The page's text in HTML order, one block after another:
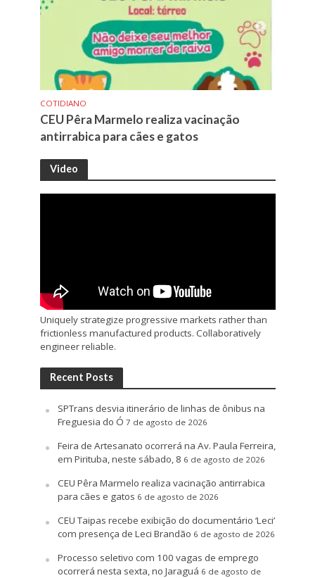
COTIDIANO
CEU Pêra Marmelo realiza vacinação
antirrabica para cães e gatos
Video
Uniquely strategize progressive markets rather than
frictionless manufactured products. Collaboratively
engineer reliable.
Recent Posts
SPTrans desvia itinerário de linhas de ônibus na
Freguesia do Ó 7 de agosto de 2026
Feira de Artesanato ocorrerá na Av. Paula Ferreira,
em Pirituba, neste sábado, 8 6 de agosto de 2026
CEU Pêra Marmelo realiza vacinação antirrabica
para cães e gatos 6 de agosto de 2026
CEU Taipas recebe exibição do documentário ‘Leci’
com presença de Leci Brandão 6 de agosto de 2026
Processo seletivo com 100 vagas de emprego
ocorrerá nesta sexta, no Jaraguá 6 de agosto de